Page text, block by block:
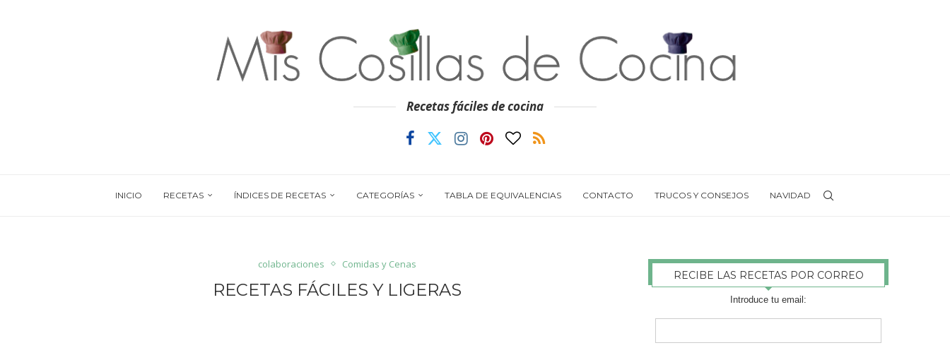
Recetas fáciles de cocina
INICIO RECETAS ÍNDICES DE RECETAS CATEGORÍAS TABLA DE EQUIVALENCIAS CONTACTO TRUCOS Y CONSEJOS NAVIDAD
colaboraciones Comidas y Cenas
RECETAS FÁCILES Y LIGERAS
RECIBE LAS RECETAS POR CORREO
Introduce tu email: